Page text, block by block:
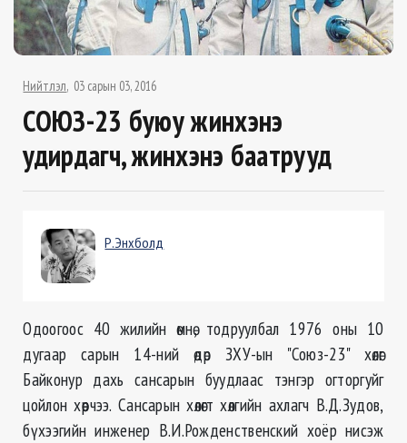
Нийтлэл 03 сарын 03, 2016
СОЮЗ-23 буюу жинхэнэ
удирдагч, жинхэнэ баатрууд
Р.Энхболд
Одоогоос 40 жилийн өмнө, тодруулбал 1976 оны 10
дугаар сарын 14-ний өдөр ЗХУ-ын "Союз-23" хөлөг
Байконур дахь сансарын буудлаас тэнгэр огторгуйг
цойлон хөөрчээ. Сансарын хөлөгт хөлгийн ахлагч В.Д.Зудов,
бүхээгийн инженер В.И.Рожденственский хоёр нисэж